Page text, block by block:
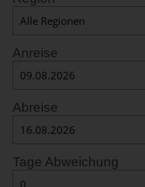
Anreise
Abreise
Tage Abweichung